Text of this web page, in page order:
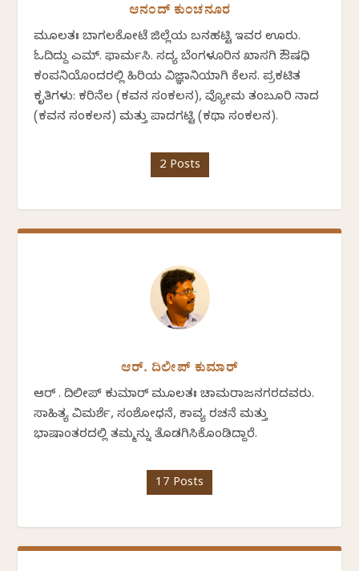
ಆನಂದ್ ಕುಂಚನೂರ
ಮೂಲತಃ ಬಾಗಲಕೋಟೆ ಜಿಲ್ಲೆಯ ಬನಹಟ್ಟಿ ಇವರ ಊರು.
ಓದಿದ್ದು ಎಮ್. ಫಾರ್ಮಸಿ. ಸದ್ಯ ಬೆಂಗಳೂರಿನ ಖಾಸಗಿ ಔಷಧಿ
ಕಂಪನಿಯೊಂದರಲ್ಲಿ ಹಿರಿಯ ವಿಜ್ಞಾನಿಯಾಗಿ ಕೆಲಸ. ಪ್ರಕಟಿತ
ಕೃತಿಗಳು: ಕರಿನೆಲ (ಕವನ ಸಂಕಲನ), ವ್ಯೋಮ ತಂಬೂರಿ ನಾದ
(ಕವನ ಸಂಕಲನ) ಮತ್ತು ಪಾದಗಟ್ಟಿ (ಕಥಾ ಸಂಕಲನ).
2 Posts
ಆರ್. ದಿಲೀಪ್ ಕುಮಾರ್
ಆರ್ . ದಿಲೀಪ್ ಕುಮಾರ್ ಮೂಲತಃ ಚಾಮರಾಜನಗರದವರು.
ಸಾಹಿತ್ಯ ವಿಮರ್ಶೆ, ಸಂಶೋಧನೆ, ಕಾವ್ಯ ರಚನೆ ಮತ್ತು
ಭಾಷಾಂತರದಲ್ಲಿ ತಮ್ಮನ್ನು ತೊಡಗಿಸಿಕೊಂಡಿದ್ದಾರೆ.
17 Posts